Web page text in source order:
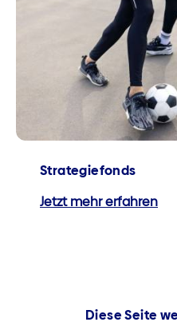
Strategiefonds
Jetzt mehr erfahren
Diese Seite